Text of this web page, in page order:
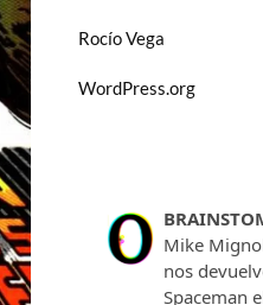
Rocío Vega
WordPress.org